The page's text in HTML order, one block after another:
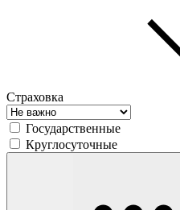
Страховка
Государственные
Круглосуточные